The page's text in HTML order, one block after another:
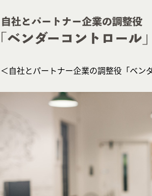
＜自社とパートナー企業の調整役「ベン